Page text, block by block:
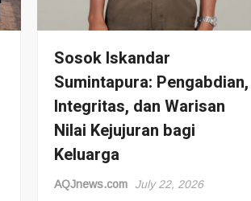
Sosok Iskandar
Sumintapura: Pengabdian,
Integritas, dan Warisan
Nilai Kejujuran bagi
Keluarga
AQJnews.com July 22, 2026